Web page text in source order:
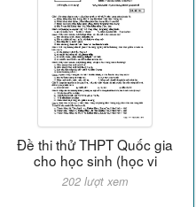
Đề thi thử THPT Quốc gia
cho học sinh (học vi
202 lượt xem